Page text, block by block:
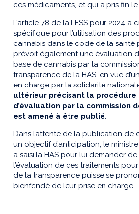
ces médicaments, et qui a pris fin
L’article 78 de la LFSS pour 2024 a
spécifique pour l’utilisation des
cannabis dans le code de la santé
prévoit également une évaluation
base de cannabis par la
transparence de la HAS, en vue
en charge par la solidarité
ultérieur précisant la procédure
d’évaluation par la commission
est amené à être publié.
Dans l’attente de la publication de
un objectif d’anticipation, le
a saisi la HAS pour lui demander
l’évaluation de ces traitements
de la transparence puisse se
bienfondé de leur prise en charge.